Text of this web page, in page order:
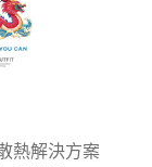
熱解決方案